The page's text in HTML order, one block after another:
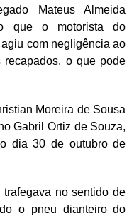
Mateus Almeida
que o motorista do
com negligência ao
recapados, o que pode
Moreira de Sousa
Gabril Ortiz de Souza,
dia 30 de outubro de
no sentido de
o pneu dianteiro do